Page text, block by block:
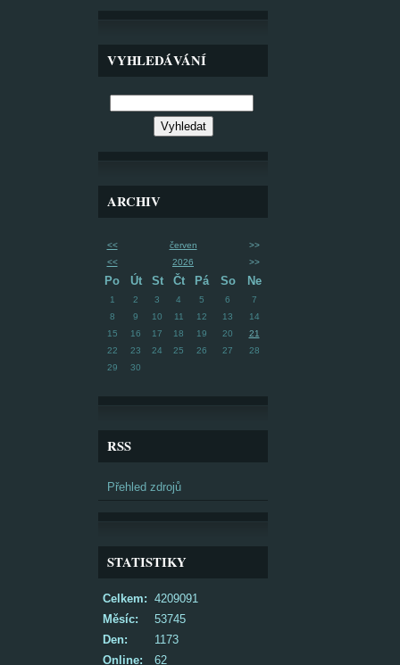
VYHLEDÁVÁNÍ
ARCHIV
<< červen
>>
<<
2026 >>
Po Út St Čt Pá So Ne
1 2 3 4 5 6
7
8
9 10 11 12 13
14
15
16 17 18 19 20
21
22
23 24 25 26 27
28
29
30
RSS
Přehled zdrojů
STATISTIKY
Online: 62
Celkem: 4209091
Měsíc:
53745
Den:
1173